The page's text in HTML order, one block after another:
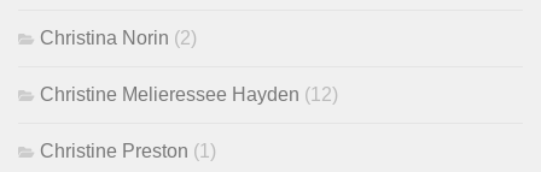
Christina Norin (2)
Christine Melieressee Hayden (12)
Christine Preston (1)